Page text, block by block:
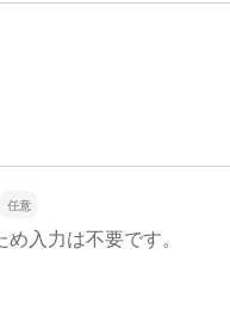
びの改善すべき点や要
入力は不要です。